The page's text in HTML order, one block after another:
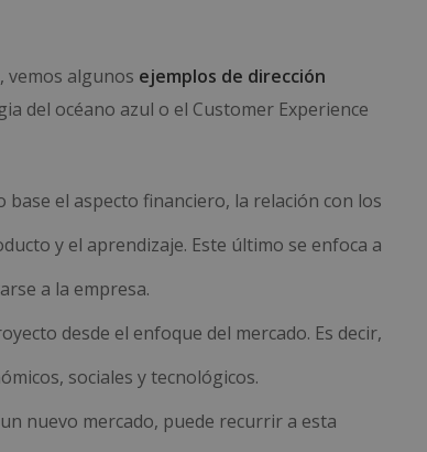
vemos algunos ejemplos de dirección
del océano azul o el Customer Experience
el aspecto financiero, la relación con los
y el aprendizaje. Este último se enfoca a
a la empresa.
desde el enfoque del mercado. Es decir,
sociales y tecnológicos.
nuevo mercado, puede recurrir a esta